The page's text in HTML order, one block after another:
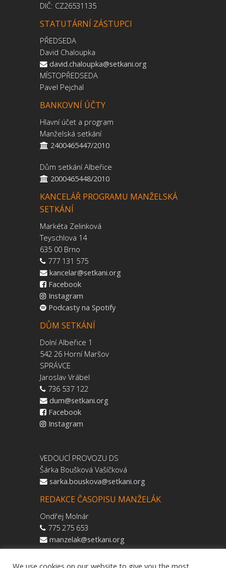
DIČ: CZ26531135
STATUTÁRNÍ ZÁSTUPCI
PŘEDSEDA
David Chaloupka
david.chaloupka@setkani.org
MÍSTOPŘEDSEDA
Pavel Pejchal
BANKOVNÍ ÚČTY
Hlavní účet a program
Manželská setkání
2400465447/2010
Dům setkání Albeřice
2000465448/2010
KANCELÁŘ PROGRAMU MANŽELSKÁ
SETKÁNÍ
Markéta Zelinková
Teyschlova 14
635 00 Brno
777 131 575
kancelar@setkani.org
Facebook
Instagram
Podcasty na Spotify
DŮM SETKÁNÍ
Dolní Albeřice 1
542 26 Horní Maršov
SPRÁVCE
Jaroslav Vrábel
736 537 122
dum@setkani.org
Facebook
Instagram
VEDOUCÍ PROVOZU DS
Šárka Boušková Vašíčková
sarka.bouskova@setkani.org
REDAKCE ČASOPISU MANŽELÁK
Ondřej Molnár
775 275 653
manzelak@setkani.org
We use cookies on our website to give you the most